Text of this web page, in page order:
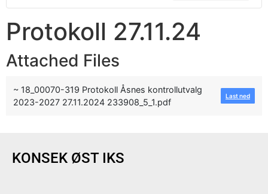
Protokoll 27.11.24
Attached Files
~ 18_00070-319 Protokoll Åsnes kontrollutvalg
2023-2027 27.11.2024 233908_5_1.pdf
Last ned
KONSEK ØST IKS